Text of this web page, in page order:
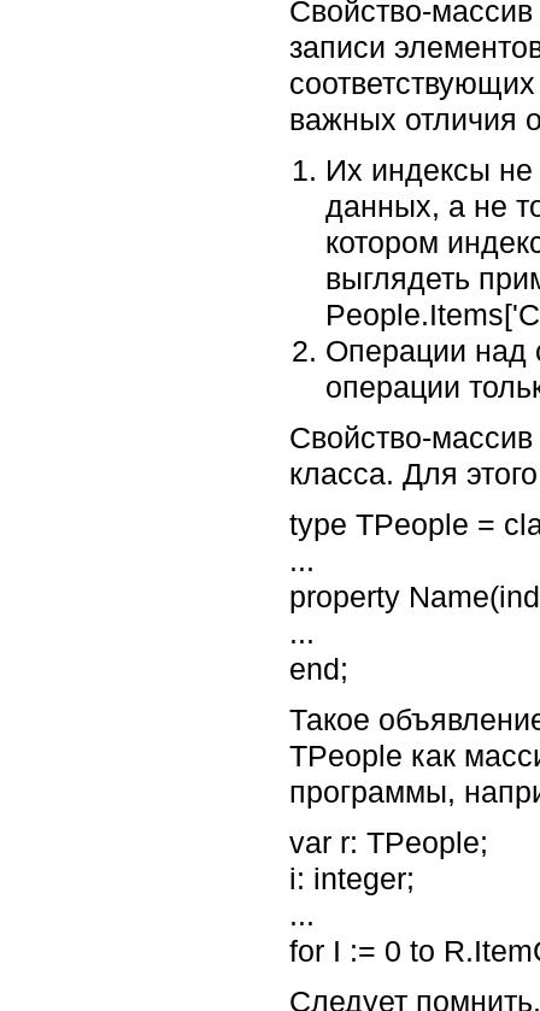
Свойство-
записи
важных отличия
Их индексы не
данных, а не
котором
выглядеть
Операции над
операции
Свойство-
класса. Для
type TPeople =
...
property
...
end;
Такое
TPeople как
программы,
var r: TPeople;
i: integer;
...
for I := 0 to
Следует